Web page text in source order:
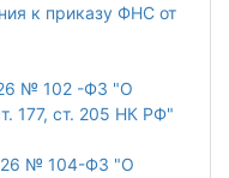
к приказу ФНС от
№ 102 -ФЗ "О
177, ст. 205 НК РФ"
№ 104-ФЗ "О